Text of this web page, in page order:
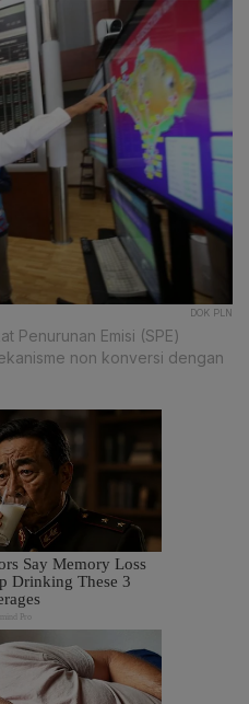
DOK PLN
Penurunan Emisi (SPE)
non konversi dengan